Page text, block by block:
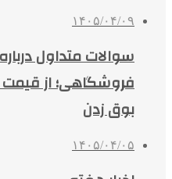
۱۴۰۵/۰۴/۰۹
سوالات متداول
فروشگاهی؛ از
بوق زدن
۱۴۰۵/۰۴/۰۵